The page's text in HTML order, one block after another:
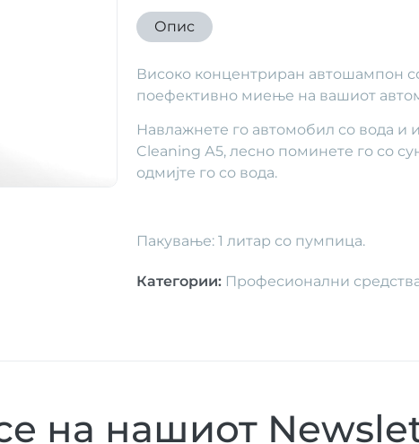
Опис
Високо концентриран автошампон
поефективно миење на вашиот
Навлажнете го автомобил со вода и
Cleaning А5, лесно поминете го со
одмијте го со вода.
Пакување: 1 литар со пумпица.
Категории: Професионални
на нашиот